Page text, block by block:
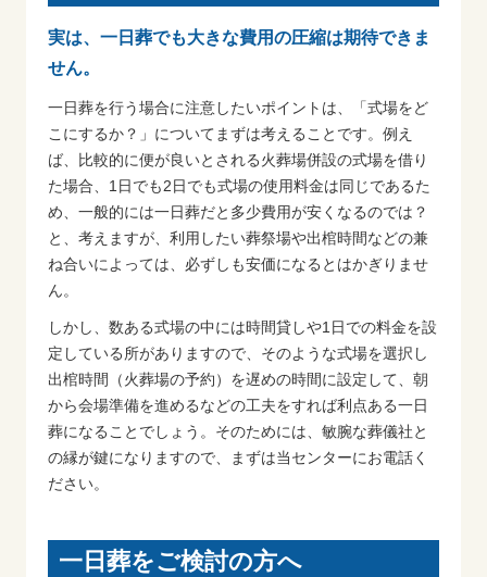
実は、一日葬でも大きな費用の圧縮は期待できま
せん。
一日葬を行う場合に注意したいポイントは、「式場をど
こにするか？」についてまずは考えることです。例え
ば、比較的に便が良いとされる火葬場併設の式場を借り
た場合、1日でも2日でも式場の使用料金は同じであるた
め、一般的には一日葬だと多少費用が安くなるのでは？
と、考えますが、利用したい葬祭場や出棺時間などの兼
ね合いによっては、必ずしも安価になるとはかぎりませ
ん。
しかし、数ある式場の中には時間貸しや1日での料金を設
定している所がありますので、そのような式場を選択し
出棺時間（火葬場の予約）を遅めの時間に設定して、朝
から会場準備を進めるなどの工夫をすれば利点ある一日
葬になることでしょう。そのためには、敏腕な葬儀社と
の縁が鍵になりますので、まずは当センターにお電話く
ださい。
一日葬をご検討の方へ